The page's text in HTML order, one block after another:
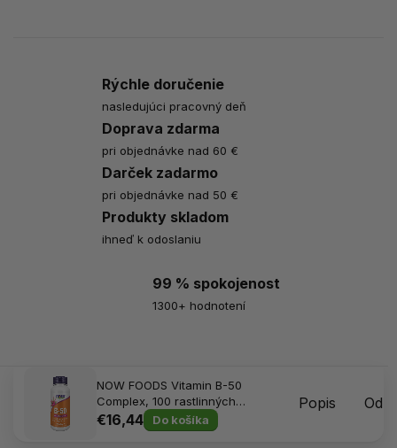
Rýchle doručenie
nasledujúci pracovný deň
Doprava zdarma
pri objednávke nad 60 €
Darček zadarmo
pri objednávke nad 50 €
Produkty skladom
ihneď k odoslaniu
99 % spokojenost
1300+ hodnotení
NOW FOODS Vitamin B-50
Complex, 100 rastlinných
kapsúl
€16,44 Do košíka
Popis